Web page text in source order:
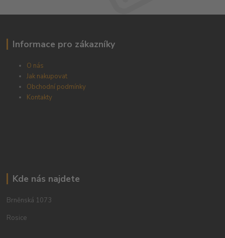
Informace pro zákazníky
O nás
Jak nakupovat
Obchodní podmínky
Kontakty
Kde nás najdete
Brněnská 1073
Rosice